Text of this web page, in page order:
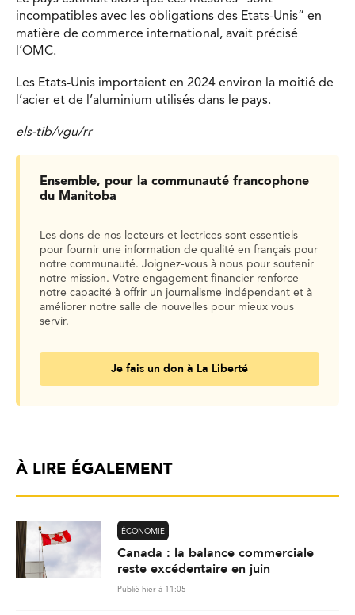
incompatibles avec les obligations des Etats-Unis” en
matière de commerce international, avait précisé
l’OMC.
Les Etats-Unis importaient en 2024 environ la moitié de
l’acier et de l’aluminium utilisés dans le pays.
els-tib/vgu/rr
Ensemble, pour la communauté francophone
du Manitoba
Les dons de nos lecteurs et lectrices sont essentiels
pour fournir une information de qualité en français pour
notre communauté. Joignez-vous à nous pour soutenir
notre mission. Votre engagement financier renforce
notre capacité à offrir un journalisme indépendant et à
améliorer notre salle de nouvelles pour mieux vous
servir.
Je fais un don à La Liberté
À LIRE ÉGALEMENT
ÉCONOMIE
Canada : la balance commerciale
reste excédentaire en juin
Publié hier à 11:05